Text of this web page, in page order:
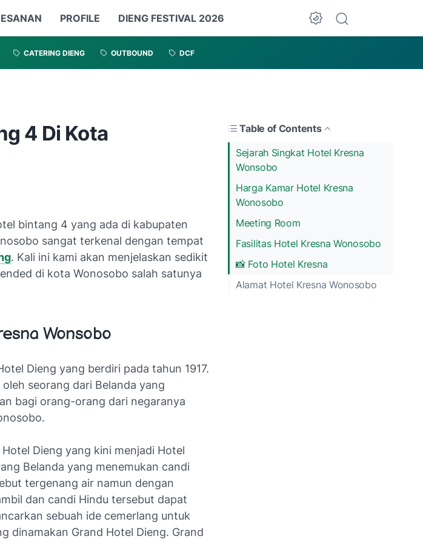
PROFILE DIENG FESTIVAL 2026
CATERING DIENG OUTBOUND DCF
4 Di Kota
Table of Contents
Sejarah Singkat Hotel Kresna
Wonsobo
Harga Kamar Hotel Kresna
Wonosobo
Meeting Room
Fasilitas Hotel Kresna Wonosobo
📸 Foto Hotel Kresna
Alamat Hotel Kresna Wonosobo
bintang 4 yang ada di kabupaten
sangat terkenal dengan tempat
. Kali ini kami akan menjelaskan sedikit
di kota Wonosobo salah satunya
Wonsobo
Dieng yang berdiri pada tahun 1917.
seorang dari Belanda yang
bagi orang-orang dari negaranya
Dieng yang kini menjadi Hotel
Belanda yang menemukan candi
tergenang air namun dengan
dan candi Hindu tersebut dapat
sebuah ide cemerlang untuk
dinamakan Grand Hotel Dieng. Grand